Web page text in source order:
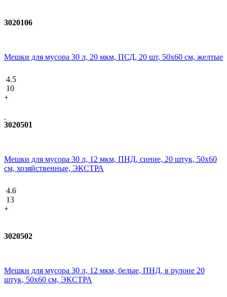
3020106
Мешки для мусора 30 л, 20 мкм, ПСД, 20 шт, 50х60 см, желтые
4.5
10
+
3020501
Мешки для мусора 30 л, 12 мкм, ПНД, синие, 20 штук, 50х60
см, хозяйственные, ЭКСТРА
4.6
13
+
3020502
Мешки для мусора 30 л, 12 мкм, белые, ПНД, в рулоне 20
штук, 50х60 см, ЭКСТРА